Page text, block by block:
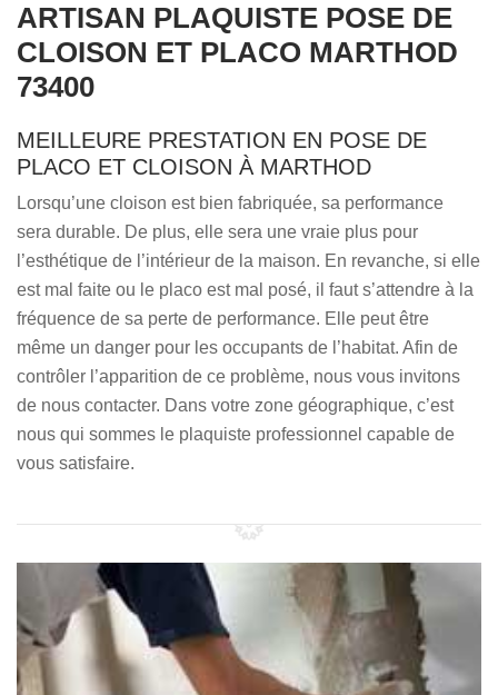
ARTISAN PLAQUISTE POSE DE
CLOISON ET PLACO MARTHOD
73400
MEILLEURE PRESTATION EN POSE DE
PLACO ET CLOISON À MARTHOD
Lorsqu’une cloison est bien fabriquée, sa performance
sera durable. De plus, elle sera une vraie plus pour
l’esthétique de l’intérieur de la maison. En revanche, si elle
est mal faite ou le placo est mal posé, il faut s’attendre à la
fréquence de sa perte de performance. Elle peut être
même un danger pour les occupants de l’habitat. Afin de
contrôler l’apparition de ce problème, nous vous invitons
de nous contacter. Dans votre zone géographique, c’est
nous qui sommes le plaquiste professionnel capable de
vous satisfaire.